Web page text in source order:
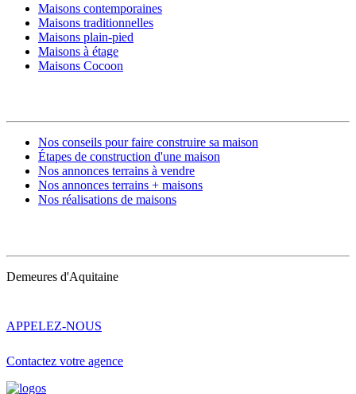
Maisons contemporaines
Maisons traditionnelles
Maisons plain-pied
Maisons à étage
Maisons Cocoon
Nos conseils pour faire construire sa maison
Étapes de construction d'une maison
Nos annonces terrains à vendre
Nos annonces terrains + maisons
Nos réalisations de maisons
Demeures d'Aquitaine
APPELEZ-NOUS
Contactez votre agence